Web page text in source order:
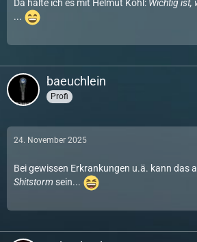
Da halte ich es mit Helmut Kohl: Wichtig ist,
...
baeuchlein
Profi
24. November 2025
Bei gewissen Erkrankungen u.ä. kann das
Shitstorm sein...